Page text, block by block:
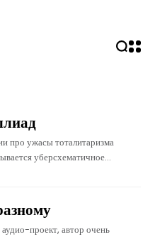
про ужасы тоталитаризма
уберсхематичное
штанов и на его
проект, автор очень